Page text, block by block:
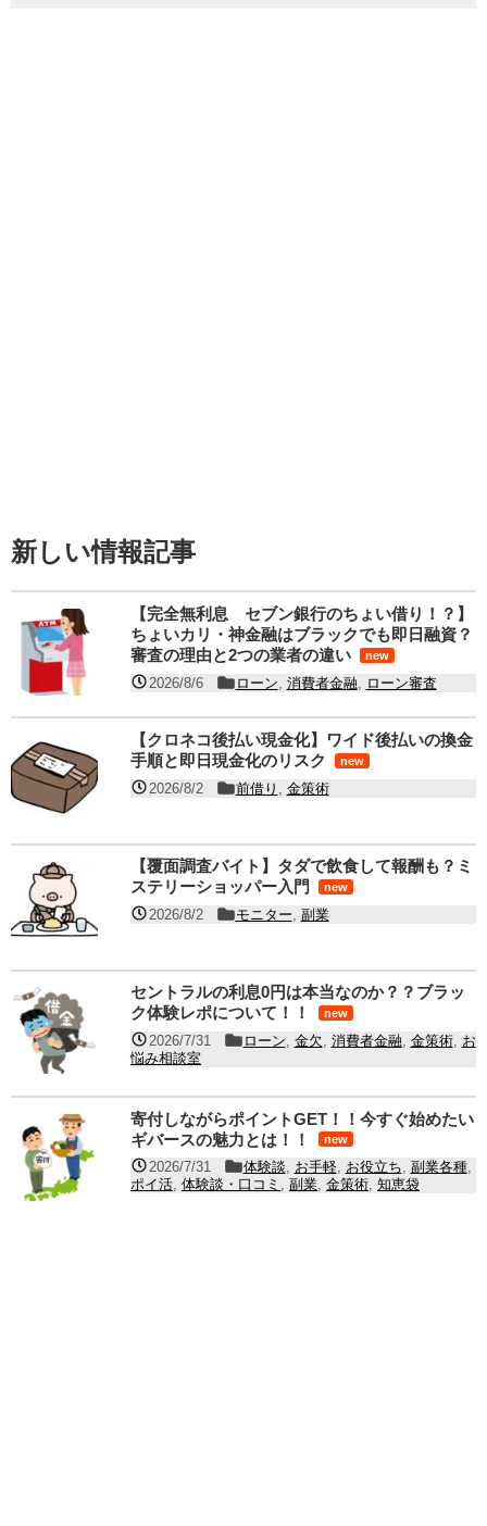
新しい情報記事
【完全無利息 セブン銀行のちょい借り！？】
ちょいカリ・神金融はブラックでも即日融資？
審査の理由と2つの業者の違い
new
2026/8/6 ローン 消費者金融 ローン審査
【クロネコ後払い現金化】ワイド後払いの換金
手順と即日現金化のリスク
new
2026/8/2 前借り 金策術
【覆面調査バイト】タダで飲食して報酬も？ミ
ステリーショッパー入門
new
2026/8/2 モニター 副業
セントラルの利息0円は本当なのか？？ブラッ
ク体験レポについて！！
new
2026/7/31 ローン, 金欠, 消費者金融, 金策術, お
悩み相談室
寄付しながらポイントGET！！今すぐ始めたい
ギバースの魅力とは！！
new
2026/7/31 体験談, お手軽, お役立ち, 副業各種,
ポイ活, 体験談・口コミ , 副業, 金策術, 知恵袋